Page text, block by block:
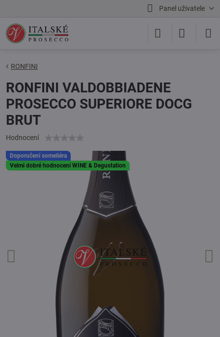
Panel uživatele
Doporučení someliéra
Velmi dobré hodnocení WINE & Degustation
RONFINI
RONFINI VALDOBBIADENE
PROSECCO SUPERIORE DOCG
BRUT
Hodnocení